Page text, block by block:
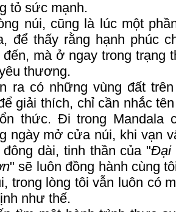
tỏ sức mạnh.
núi, cũng là lúc một
để thấy rằng hạnh phúc
mà ở ngay trong trạng
thương.
ra có những vùng đất
giải thích, chỉ cần nhắc
thức. Đi trong Mandala
ngày mở cửa núi, khi vạn
dài, tinh thần của "Đại
" sẽ luôn đồng hành cùng
trong lòng tôi vẫn luôn có
như thế.